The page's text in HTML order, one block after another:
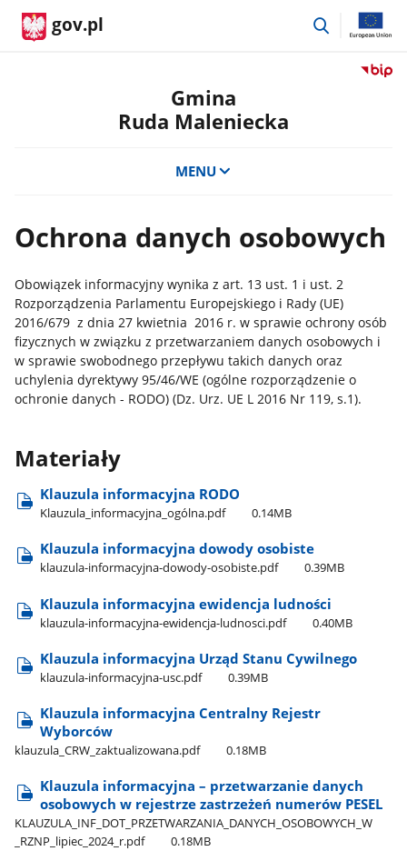
gov.pl
przejdź
Przejdź
Gmina
Ruda Maleniecka
MENU
Ochrona danych osobowych
Obowiązek informacyjny wynika z art. 13 ust. 1 i ust. 2
Rozporządzenia Parlamentu Europejskiego i Rady (UE)
2016/679 z dnia 27 kwietnia 2016 r. w sprawie ochrony osób
fizycznych w związku z przetwarzaniem danych osobowych i
w sprawie swobodnego przepływu takich danych oraz
uchylenia dyrektywy 95/46/WE (ogólne rozporządzenie o
ochronie danych - RODO) (Dz. Urz. UE L 2016 Nr 119, s.1).
Materiały
Klauzula informacyjna RODO
Klauzula​_informacyjna​_ogólna.pdf 0.14MB
Klauzula informacyjna dowody osobiste
klauzula-informacyjna-dowody-osobiste.pdf 0.39MB
Klauzula informacyjna ewidencja ludności
klauzula-informacyjna-ewidencja-ludnosci.pdf 0.40MB
Klauzula informacyjna Urząd Stanu Cywilnego
klauzula-informacyjna-usc.pdf 0.39MB
Klauzula informacyjna Centralny Rejestr
Wyborców
klauzula​_CRW​_zaktualizowana.pdf 0.18MB
Klauzula informacyjna – przetwarzanie danych
osobowych w rejestrze zastrzeżeń numerów PESEL
KLAUZULA​_INF​_DOT​_PRZETWARZANIA​_DANYCH​_OSOBOWYCH​_W​
_RZNP​_lipiec​_2024​_r.pdf
0.18MB